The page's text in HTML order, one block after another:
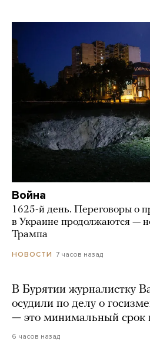
Война
1625-й день. Переговоры о
в Украине продолжаются —
Трампа
НОВОСТИ 7 часов назад
В Бурятии журналистку
осудили по делу о
— это минимальный срок
6 часов назад